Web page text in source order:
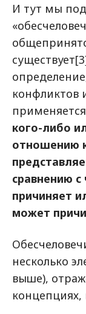
И тут мы
конфликтов
кого-либо
отношению
сравнению
причиняет
может
несколько
выше),
концепциях,